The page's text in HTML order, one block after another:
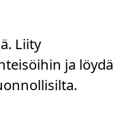
Liity
ja löydä